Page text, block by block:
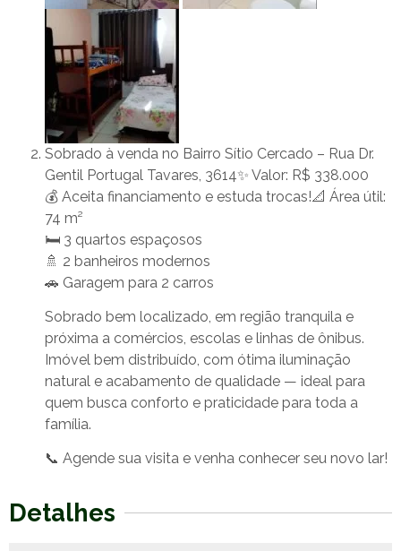
Sobrado à venda no Bairro Sítio Cercado – Rua Dr.
Gentil Portugal Tavares, 3614✨ Valor: R$ 338.000
💰 Aceita financiamento e estuda trocas!📐 Área útil:
74 m²
🛏️ 3 quartos espaçosos
🚿 2 banheiros modernos
🚗 Garagem para 2 carros
Sobrado bem localizado, em região tranquila e
próxima a comércios, escolas e linhas de ônibus.
Imóvel bem distribuído, com ótima iluminação
natural e acabamento de qualidade — ideal para
quem busca conforto e praticidade para toda a
família.
📞 Agende sua visita e venha conhecer seu novo lar!
Detalhes